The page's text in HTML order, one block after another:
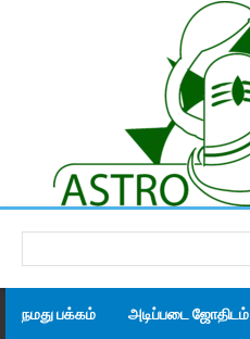
நமது பக்கம் அடிப்படை ஜோதிடம்